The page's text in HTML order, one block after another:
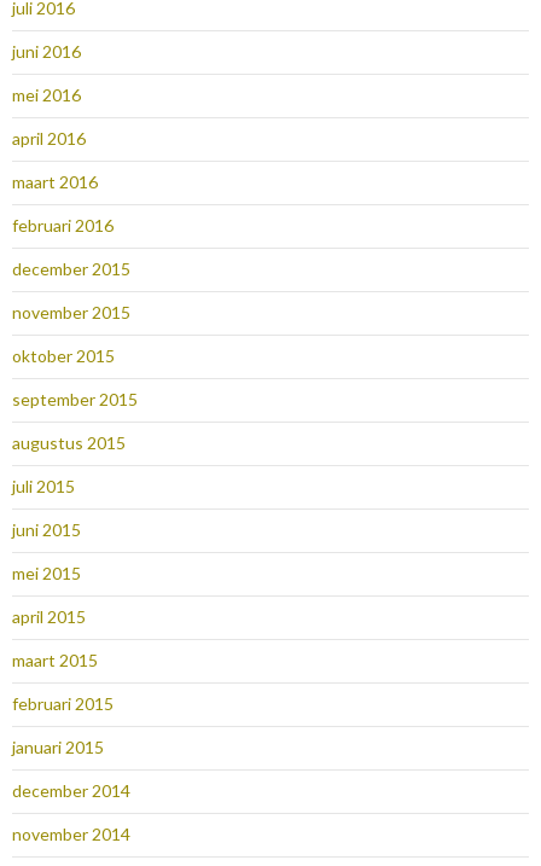
juli 2016
juni 2016
mei 2016
april 2016
maart 2016
februari 2016
december 2015
november 2015
oktober 2015
september 2015
augustus 2015
juli 2015
juni 2015
mei 2015
april 2015
maart 2015
februari 2015
januari 2015
december 2014
november 2014